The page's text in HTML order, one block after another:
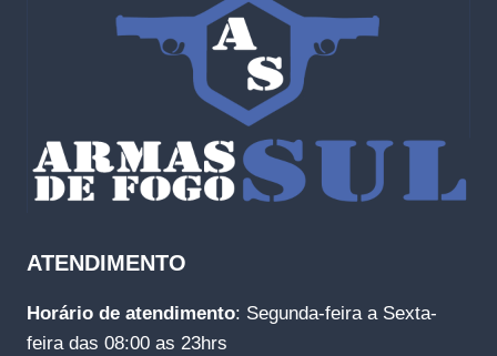
ATENDIMENTO
Horário de atendimento: Segunda-feira a Sexta-
feira das 08:00 as 23hrs